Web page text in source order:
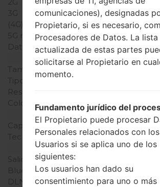
3G
-
(4G) LTE
-
5G network
-
Datos
Pantalla
Tamaño de la pantalla
Tipo de Pantalla
Resolución de Pantalla
Colores de pantalla
65K colores
Batería y Teclado
Capacidad de batería
Retirable
Teclado físico
Sí
Interfaces
Salida de audio
Bluetooth
-0
DLNA
-
comunicaciones), designadas
Propietario, si es necesario,
Procesadores de Datos. La lista
actualizada de estas partes
solicitarse al Propietario en
momento.
Fundamento jurídico del
El Propietario puede procesar
Personales relacionados con los
Usuarios si se aplica uno de los
siguientes:
Los usuarios han dado su
consentimiento para uno o más